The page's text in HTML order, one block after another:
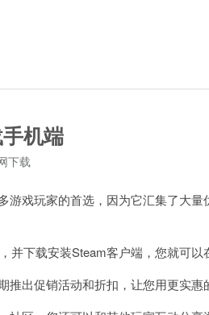
机端
下载
戏玩家的首选，因为它汇集了大量
下载安装Steam客户端，您就可以
出促销活动和折扣，让您用更实惠